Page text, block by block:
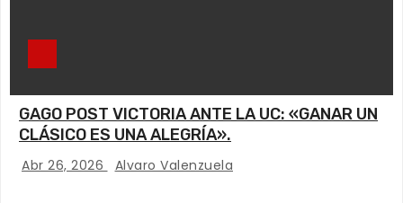
GAGO POST VICTORIA ANTE LA UC: «GANAR UN
CLÁSICO ES UNA ALEGRÍA».
Abr 26, 2026 Alvaro Valenzuela